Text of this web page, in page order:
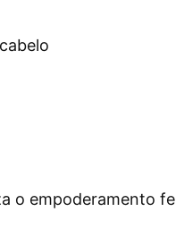
o empoderamento